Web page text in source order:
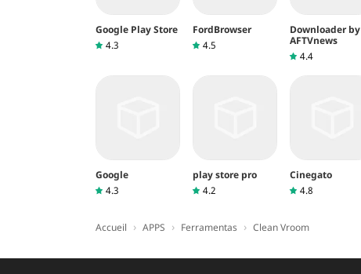
Google Play Store
4.3
FordBrowser
4.5
Downloader by
AFTVnews
4.4
Google
4.3
play store pro
4.2
Cinegato
4.8
Accueil › APPS › Ferramentas › Clean Vroom